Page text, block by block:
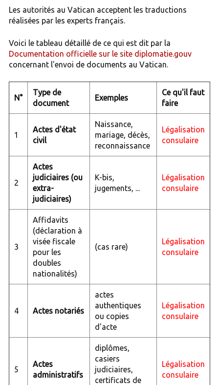
Les autorités au Vatican acceptent les traductions
réalisées par les experts français.
Voici le tableau détaillé de ce qui est dit par la
Documentation officielle sur le site diplomatie.gouv
concernant l'envoi de documents au Vatican.
N°
Type de
document
Exemples
Ce qu'il faut
faire
1
Actes d'état
civil
Naissance,
mariage, décès,
reconnaissance
Légalisation
consulaire
2
Actes
judiciaires (ou
extra-
judiciaires)
K-bis,
jugements, ...
Légalisation
consulaire
3
Affidavits
(déclaration à
visée fiscale
pour les
doubles
nationalités)
(cas rare)
Légalisation
consulaire
4 Actes notariés
actes
authentiques
ou copies
d'acte
Légalisation
consulaire
5
Actes
administratifs
diplômes,
casiers
judiciaires,
certificats de
Légalisation
consulaire